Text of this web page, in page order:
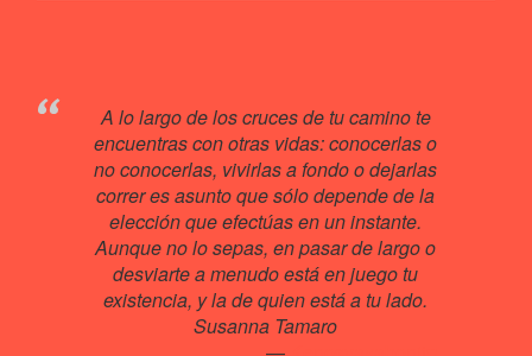
A lo largo de los cruces de tu camino te
encuentras con otras vidas: conocerlas o
no conocerlas, vivirlas a fondo o dejarlas
correr es asunto que sólo depende de la
elección que efectúas en un instante.
Aunque no lo sepas, en pasar de largo o
desviarte a menudo está en juego tu
existencia, y la de quien está a tu lado.
Susanna Tamaro